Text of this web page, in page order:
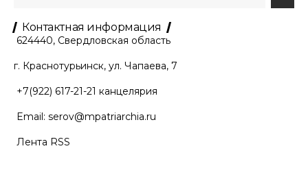
Контактная информация
624440, Свердловская область
г. Краснотурьинск, ул. Чапаева, 7
+7(922) 617-21-21 канцелярия
Email: serov@mpatriarchia.ru
Лента RSS